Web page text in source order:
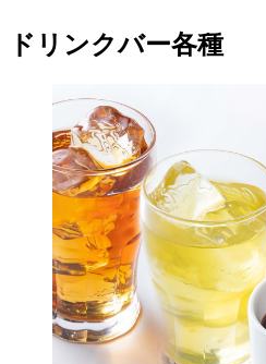
ドリンクバー各種